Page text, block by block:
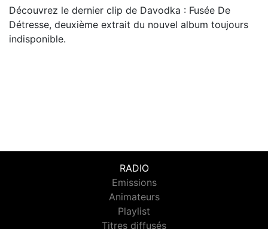
Découvrez le dernier clip de Davodka : Fusée De
Détresse, deuxième extrait du nouvel album toujours
indisponible.
RADIO
Emissions
Animateurs
Playlist
Titres diffusés